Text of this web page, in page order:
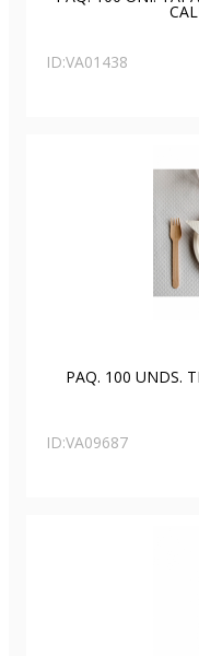
ID:VA01438
PAQ. 100 UNDS.
ID:VA09687